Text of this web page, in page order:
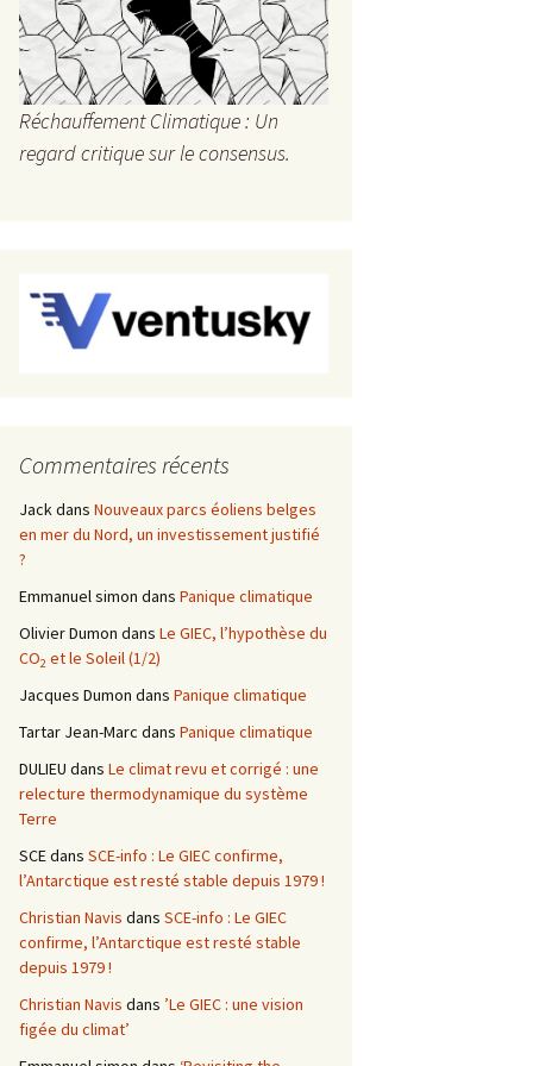
Réchauffement Climatique : Un
regard critique sur le consensus.
Commentaires récents
Jackdans Nouveaux parcs éoliens belges
en mer du Nord, un investissement justifié
?
Emmanuel simon dans Panique climatique
Olivier Dumon dans Le GIEC, l’hypothèse du
CO2 et le Soleil (1/2)
Jacques Dumon dans Panique climatique
Tartar Jean-Marc dans Panique climatique
DULIEU dans Le climat revu et corrigé : une
relecture thermodynamique du système
Terre
SCEdans SCE-info : Le GIEC confirme,
l’Antarctique est resté stable depuis 1979 !
Christian Navis dans SCE-info : Le GIEC
confirme, l’Antarctique est resté stable
depuis 1979 !
Christian Navis dans ’Le GIEC : une vision
figée du climat’